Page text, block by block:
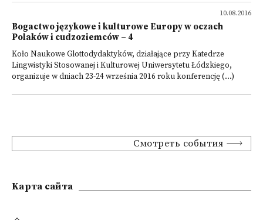
10.08.2016
Bogactwo językowe i kulturowe Europy w oczach
Polaków i cudzoziemców – 4
Koło Naukowe Glottodydaktyków, działające przy Katedrze
Lingwistyki Stosowanej i Kulturowej Uniwersytetu Łódzkiego,
organizuje w dniach 23-24 września 2016 roku konferencję (...)
Смотреть события
Kарта сайта